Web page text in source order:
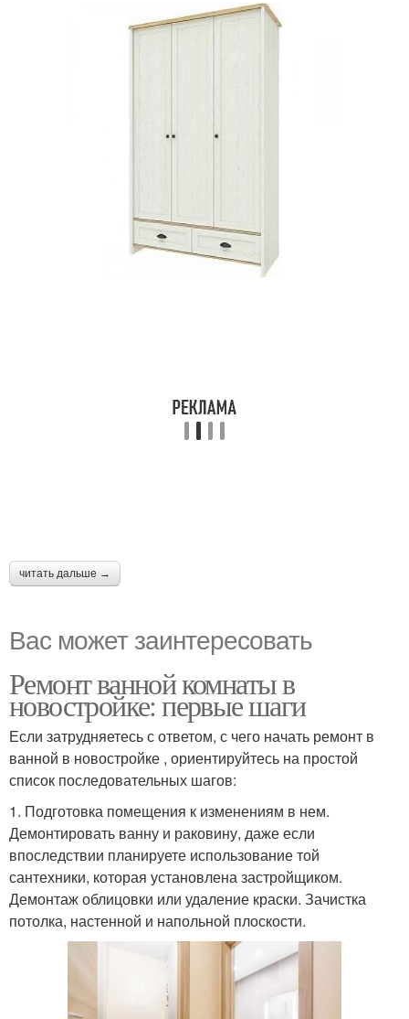
читать дальше →
Вас может заинтересовать
Ремонт ванной комнаты в
новостройке: первые шаги
Если затрудняетесь с ответом, с чего начать ремонт в
ванной в новостройке , ориентируйтесь на простой
список последовательных шагов:
1. Подготовка помещения к изменениям в нем.
Демонтировать ванну и раковину, даже если
впоследствии планируете использование той
сантехники, которая установлена застройщиком.
Демонтаж облицовки или удаление краски. Зачистка
потолка, настенной и напольной плоскости.